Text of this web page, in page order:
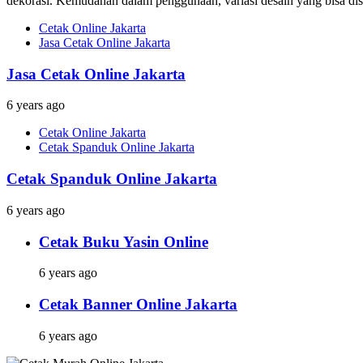
Cetak Online Jakarta
Jasa Cetak Online Jakarta
Jasa Cetak Online Jakarta
6 years ago
Cetak Online Jakarta
Cetak Spanduk Online Jakarta
Cetak Spanduk Online Jakarta
6 years ago
Cetak Buku Yasin Online
6 years ago
Cetak Banner Online Jakarta
6 years ago